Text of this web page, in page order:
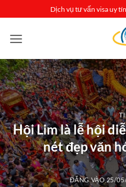
qua
nội
Dịch vụ tư vấn visa uy
Hội Lim là lễ hội
nét đẹp văn
ĐĂNG VÀO25/